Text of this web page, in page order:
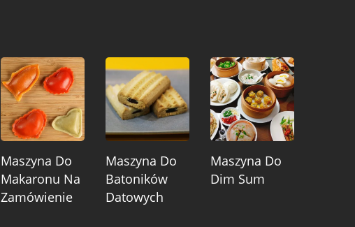
Maszyna Do
Makaronu Na
Zamówienie
Maszyna Do
Batoników
Datowych
Maszyna Do
Dim Sum